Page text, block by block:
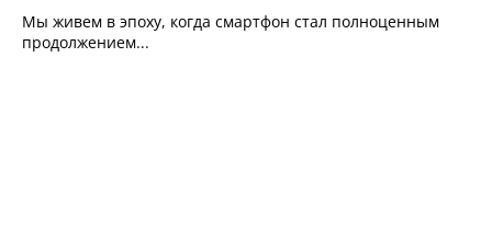
Мы живем в эпоху, когда смартфон стал полноценным
продолжением...